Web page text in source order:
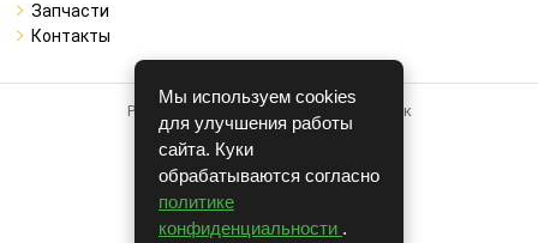
Запчасти
Контакты
Работает на системе для авторазборок
CARRO.БИЗНЕС
Полная версия
© COPYRIGHT 2026 г.
v1.1.24
Мы используем cookies
для улучшения работы
сайта. Куки
обрабатываются согласно
политике
конфиденциальности .